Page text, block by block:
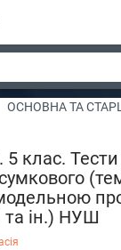
грн ~ 250 грн ~
ОСНОВНА ТА
5 клас.
та ін.) НУШ